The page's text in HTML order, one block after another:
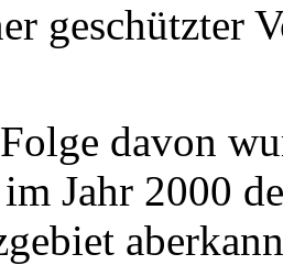
geschützter
davon
Jahr 2000